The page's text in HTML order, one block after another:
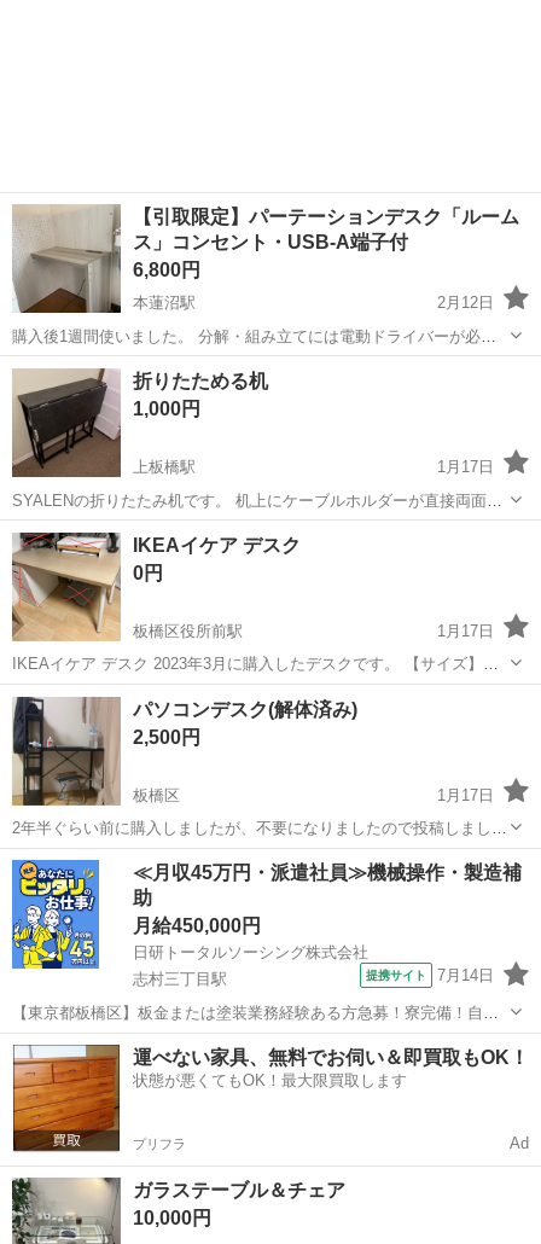
【引取限定】パーテーションデスク「ルーム
ス」コンセント・USB-A端子付
6,800円
本蓮沼駅
2月12日
購入後1週間使いました。 分解・組み立てには電動ドライバーが必要
です。 組み立て時についた生活傷・擦れはあります。(写真5枚目) 自
力で持ち帰っていただけるかたメッセージください。 土日祝日の取引
でしたら大人１名が...
東京 板橋区 本蓮沼駅 テーブル
折りたためる机
1,000円
上板橋駅
1月17日
SYALENの折りたたみ机です。 机上にケーブルホルダーが直接両面テ
ープで貼りつけてあります。外すことも可能ですが、粘着部分に跡が
東京 板橋区 上板橋駅 テーブル
IKEAイケア デスク
0円
板橋区役所前駅
1月17日
IKEAイケア デスク 2023年3月に購入したデスクです。 【サイズ】
120x60cm 【商品内容】 写真に写っている ・天板 ×1 ・脚 ×2 のみと
なります。 IKEA等でキャビネットや脚を追加していただくことで、...
東京 板橋区 板橋区役所前駅 テーブル
パソコンデスク(解体済み)
2,500円
板橋区
1月17日
2年半ぐらい前に購入しましたが、不要になりましたので投稿しまし
た。 西台駅まで取りに来ていただける方でお願いいたします。 3Nで
お願ういたします。 よろしくお願いいたします。
東京 板橋区 テーブル デスク
≪月収45万円・派遣社員≫機械操作・製造補
助
月給450,000円
日研トータルソーシング株式会社
志村三丁目駅
提携サイト 7月14日
【東京都板橋区】板金または塗装業務経験ある方急募！寮完備！自動
車の板金塗装《お仕事No.5A470-AMS》 お仕事について 指定自動車整
備工場での自動車の板金塗装および付随業務。 ※業務の変更、就業場
所の変更の範囲、契...
東京 板橋区 志村三丁目駅 その他
運べない家具、無料でお伺い＆即買取もOK！
状態が悪くてもOK！最大限買取します
プリフラ Ad
ガラステーブル＆チェア
10,000円